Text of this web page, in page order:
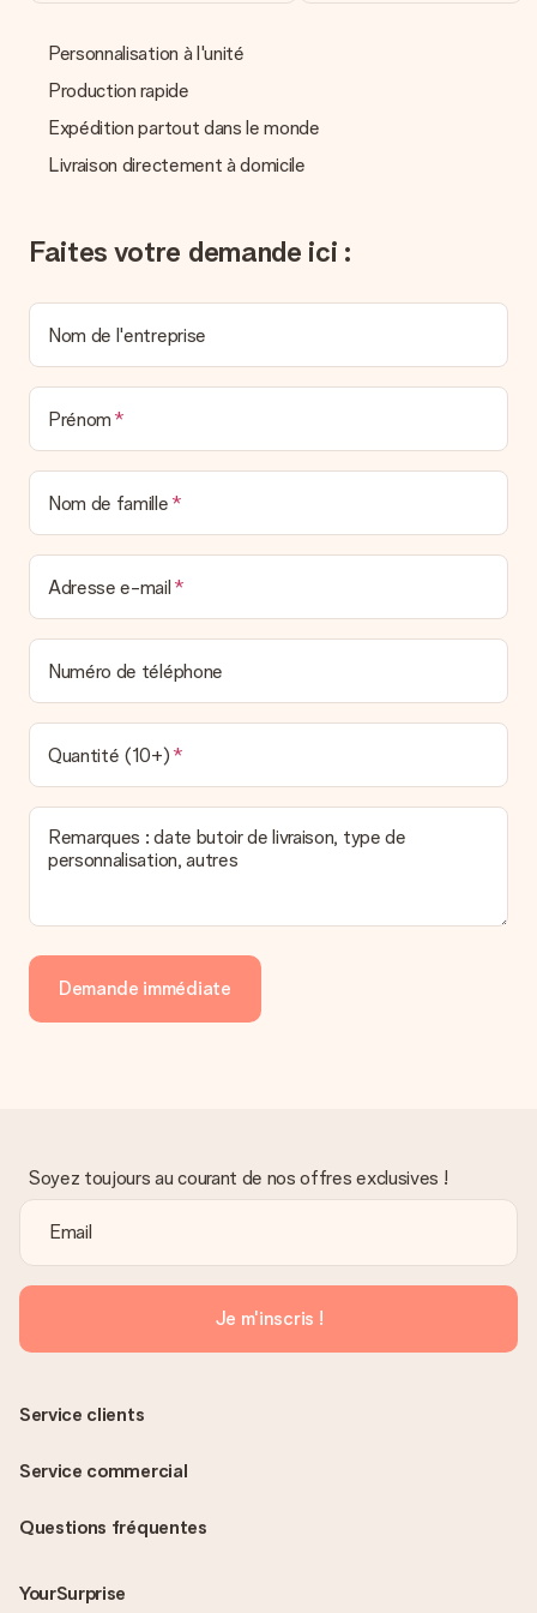
l’envoyons par e-mail avec la confirmation de commande. Vous
pouvez de même retrouver votre facture dans votre espace
personnel MySurprise. Vous pouvez ainsi être tranquille et
un véritable effet surprise !
Personnalisation à l'unité
Production rapide
Expédition partout dans le monde
Livraison directement à domicile
Faites votre demande ici :
Nom de l'entreprise
Prénom
Nom de famille
Adresse e-mail
Numéro de téléphone
Quantité (10+)
Remarques : date butoir de livraison, type de
personnalisation, autres
Demande immédiate
Soyez toujours au courant de nos offres exclusives !
Je m'inscris !
Questions fréquentes
YourSurprise
Service clients
Service commercial